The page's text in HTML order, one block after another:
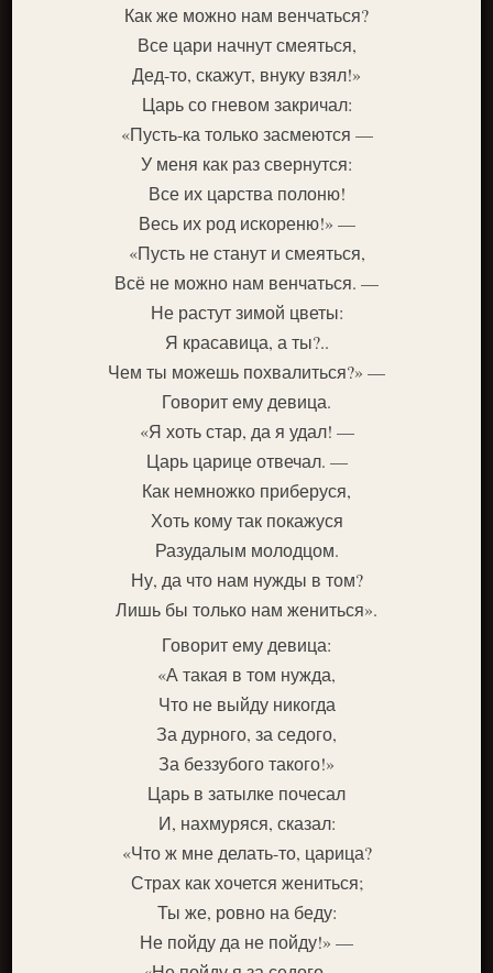
Как же можно нам венчаться?
Все цари начнут смеяться,
Дед-то, скажут, внуку взял!»
Царь со гневом закричал:
«Пусть-ка только засмеются —
У меня как раз свернутся:
Все их царства полоню!
Весь их род искореню!» —
«Пусть не станут и смеяться,
Всё не можно нам венчаться. —
Не растут зимой цветы:
Я красавица, а ты?..
Чем ты можешь похвалиться?» —
Говорит ему девица.
«Я хоть стар, да я удал! —
Царь царице отвечал. —
Как немножко приберуся,
Хоть кому так покажуся
Разудалым молодцом.
Ну, да что нам нужды в том?
Лишь бы только нам жениться».
Говорит ему девица:
«А такая в том нужда,
Что не выйду никогда
За дурного, за седого,
За беззубого такого!»
Царь в затылке почесал
И, нахмуряся, сказал:
«Что ж мне делать-то, царица?
Страх как хочется жениться;
Ты же, ровно на беду:
Не пойду да не пойду!» —